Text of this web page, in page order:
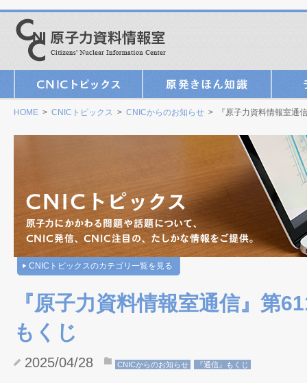
HOME > CNICトピックス > CNICからのお知らせ > 『原子力資料情報室通
CNICトピックスのカテゴリ一覧を見る
『原子力資料情報室通信』第
もくじ
2025/04/28 CNICからのお知らせ 『通信』もくじ